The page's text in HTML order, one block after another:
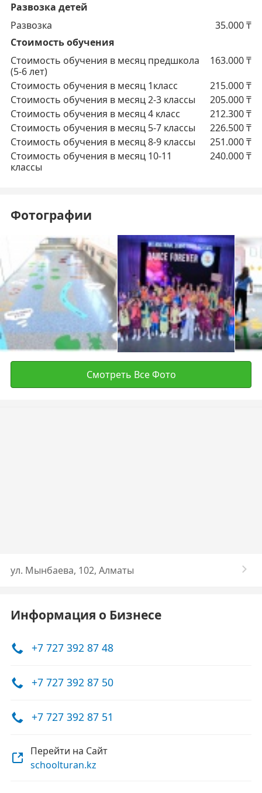
Развозка детей
Развозка
35.000₸
Стоимость обучения
Стоимость обучения в месяц предшкола
(5-6 лет)
163.000₸
Стоимость обучения в месяц 1класс
215.000₸
Стоимость обучения в месяц 2-3 классы
205.000₸
Стоимость обучения в месяц 4 класс
212.300₸
Стоимость обучения в месяц 5-7 классы
226.500₸
Стоимость обучения в месяц 8-9 классы
251.000₸
Стоимость обучения в месяц 10-11
классы
240.000₸
Фотографии
Смотреть Все Фото
ул. Мынбаева, 102, Алматы
Информация о Бизнесе
+7 727 392 87 48
+7 727 392 87 50
+7 727 392 87 51
Перейти на Сайт
schoolturan.kz